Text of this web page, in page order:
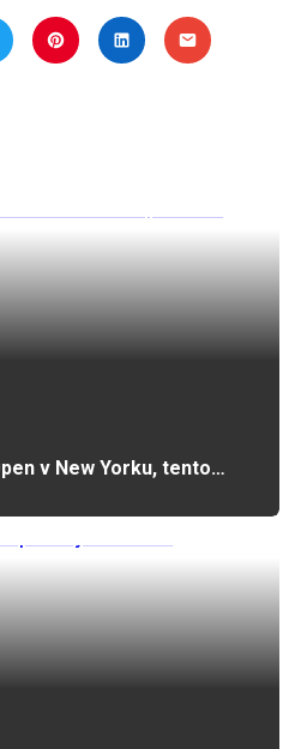
v New Yorku, tento…